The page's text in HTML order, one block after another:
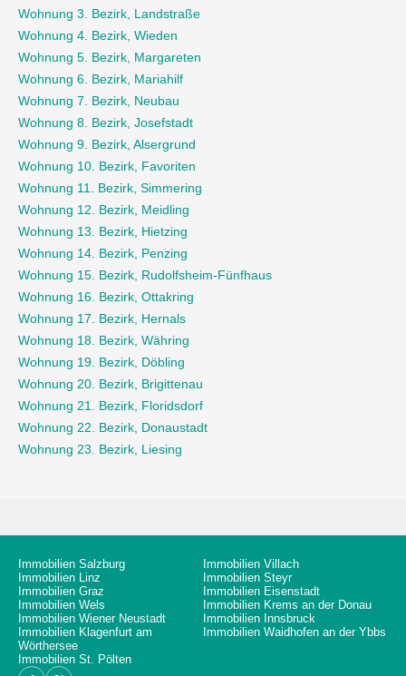
Wohnung 3. Bezirk, Landstraße
Wohnung 4. Bezirk, Wieden
Wohnung 5. Bezirk, Margareten
Wohnung 6. Bezirk, Mariahilf
Wohnung 7. Bezirk, Neubau
Wohnung 8. Bezirk, Josefstadt
Wohnung 9. Bezirk, Alsergrund
Wohnung 10. Bezirk, Favoriten
Wohnung 11. Bezirk, Simmering
Wohnung 12. Bezirk, Meidling
Wohnung 13. Bezirk, Hietzing
Wohnung 14. Bezirk, Penzing
Wohnung 15. Bezirk, Rudolfsheim-Fünfhaus
Wohnung 16. Bezirk, Ottakring
Wohnung 17. Bezirk, Hernals
Wohnung 18. Bezirk, Währing
Wohnung 19. Bezirk, Döbling
Wohnung 20. Bezirk, Brigittenau
Wohnung 21. Bezirk, Floridsdorf
Wohnung 22. Bezirk, Donaustadt
Wohnung 23. Bezirk, Liesing
Immobilien Salzburg
Immobilien Linz
Immobilien Graz
Immobilien Wels
Immobilien Wiener Neustadt
Immobilien Klagenfurt am
Wörthersee
Immobilien St. Pölten
Immobilien Villach
Immobilien Steyr
Immobilien Eisenstadt
Immobilien Krems an der Donau
Immobilien Innsbruck
Immobilien Waidhofen an der Ybbs